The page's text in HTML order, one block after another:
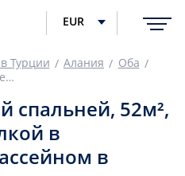
EUR
Турции Алания
Оба
Квартира с одной спальней, 52м², с чистовой отделкой в новостройке с бассейном в районе Оба, Алания
спальней, 52м²,
в
в